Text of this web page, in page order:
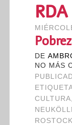
RDA
DE
NO MÁS
CULTURA,
ROSTOCK